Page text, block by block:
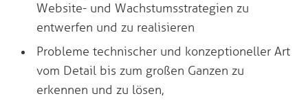
Website- und Wachstumsstrategien zu
entwerfen und zu realisieren
Probleme technischer und konzeptioneller Art
vom Detail bis zum großen Ganzen zu
erkennen und zu lösen,